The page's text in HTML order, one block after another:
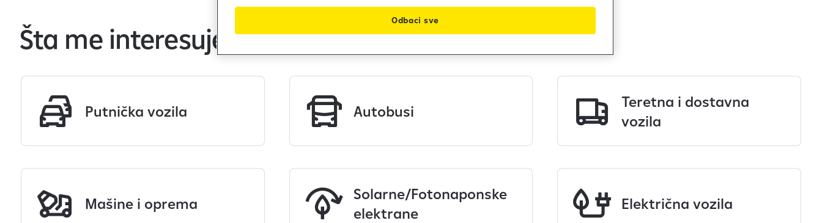
Šta me interesuje danas?
Putnička vozila
Mašine i oprema
Autobusi
Solarne/Fotonaponske
elektrane
Teretna i dostavna
vozila
Električna vozila
Odbaci sve